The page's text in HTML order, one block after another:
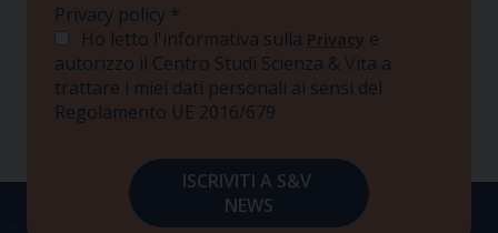
Privacy policy *
Ho letto l'informativa sulla Privacy e
autorizzo il Centro Studi Scienza & Vita a
trattare i miei dati personali ai sensi del
Regolamento UE 2016/679